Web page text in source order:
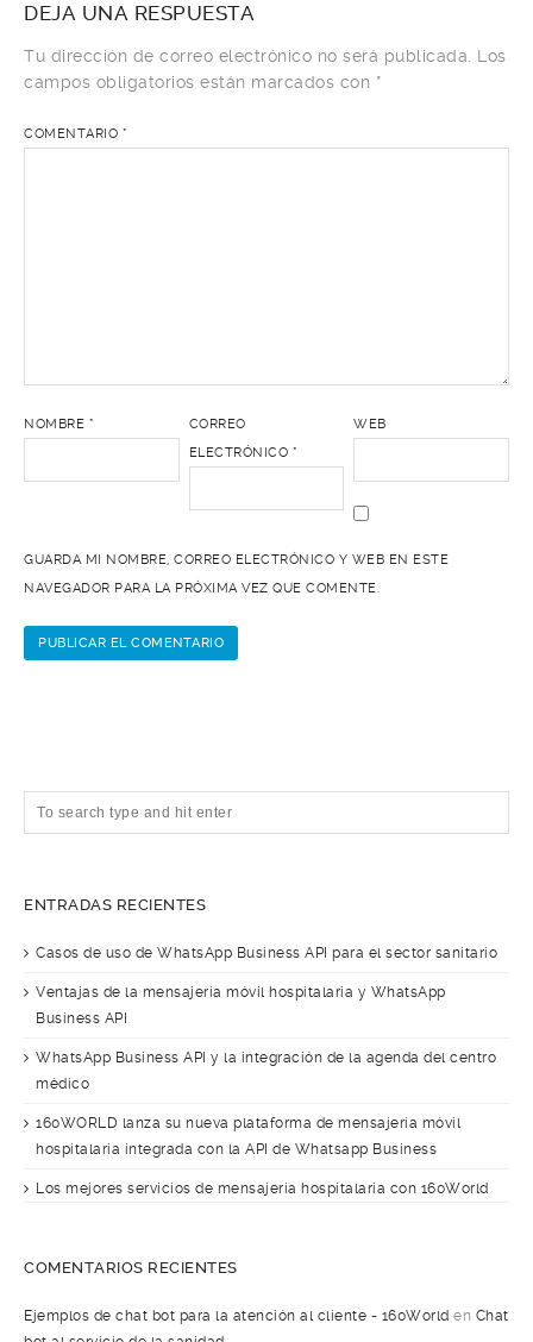
DEJA UNA RESPUESTA
Tu dirección de correo electrónico no será publicada.
Los
campos obligatorios están marcados con *
COMENTARIO *
NOMBRE *
CORREO
ELECTRÓNICO *
WEB
GUARDA MI NOMBRE, CORREO ELECTRÓNICO Y WEB EN ESTE
NAVEGADOR PARA LA PRÓXIMA VEZ QUE COMENTE.
ENTRADAS RECIENTES
Casos de uso de WhatsApp Business API para el sector sanitario
Ventajas de la mensajería móvil hospitalaria y WhatsApp
Business API
WhatsApp Business API y la integración de la agenda del centro
médico
160WORLD lanza su nueva plataforma de mensajería móvil
hospitalaria integrada con la API de Whatsapp Business
Los mejores servicios de mensajería hospitalaria con 160World
COMENTARIOS RECIENTES
Ejemplos de chat bot para la atención al cliente - 160World en Chat